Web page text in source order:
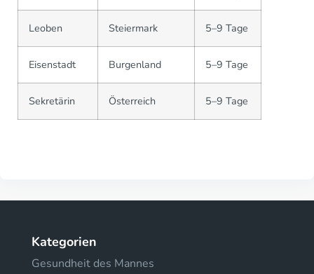
Leoben Steiermark 5–9 Tage
Eisenstadt Burgenland 5–9 Tage
Sekretärin Österreich 5–9 Tage
Kategorien
Gesundheit des Mannes